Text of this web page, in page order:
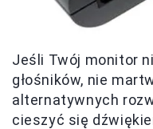
Jeśli Twój monitor
głośników, nie
alternatywnych
cieszyć się